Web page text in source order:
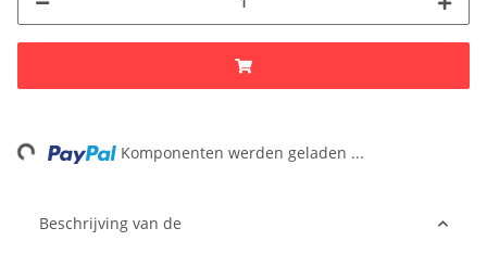
Komponenten werden geladen ...
Beschrijving van de